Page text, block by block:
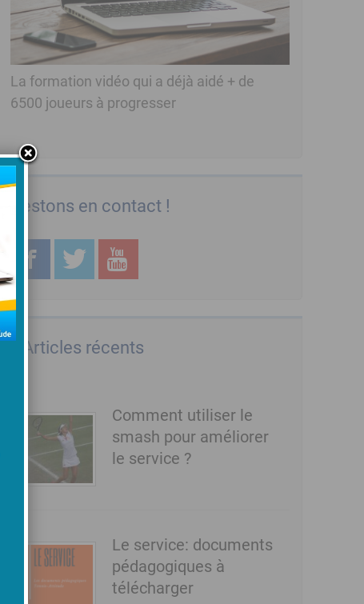
La formation vidéo qui a déjà aidé + de
6500 joueurs à progresser
Restons en contact !
Articles récents
Comment utiliser le
smash pour améliorer
le service ?
Le service: documents
pédagogiques à
télécharger